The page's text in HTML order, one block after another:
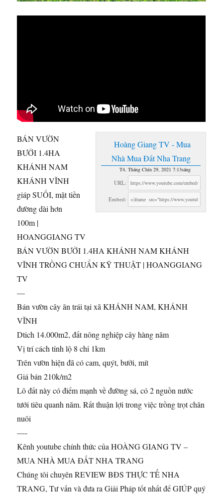
Hoàng Giang TV - Mua
Nhà Mua Đất Nha Trang
T4, Tháng Chín 29, 2021 7:13sáng
URL:
Embed:
BÁN VƯỜN
BƯỞI 1.4HA
KHÁNH NAM
KHÁNH VĨNH
giáp SUỐI, mặt tiền
đường dài hơn
100m |
HOANGGIANG TV
BÁN VƯỜNBƯỞI 1.4HA KHÁNH NAM KHÁNH
VĨNH TRỒNG CHUẨN KỸ THUẬT | HOANGGIANG
TV
—
Bán vườn cây ăn trái tại xã KHÁNH NAM, KHÁNH
VĨNH
Dtich 14.000m2, đất nông nghiệp cây hàng năm
Vị trí cách tỉnh lộ 8 chỉ 1km
Trên vườn hiện đã có cam, quýt, bưởi, mít
Giá bán 210k/m2
Lô đất này có điểm mạnh về đường sá, có 2 nguồn nước
tưới tiêu quanh năm. Rất thuận lợi trong việc trồng trọt chăn
nuôi
—-
Kênh youtube chính thức của HOÀNG GIANG TV –
MUA NHÀ MUA ĐẤT NHA TRANG
Chúng tôi chuyên REVIEW BĐS THỰC TẾ NHA
TRANG, Tư vấn và đưa ra Giải Pháp tốt nhất để GIÚP quý